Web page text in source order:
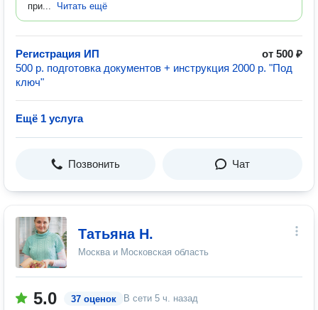
при...
Читать ещё
Регистрация ИП
от 500 ₽
500 р. подготовка документов + инструкция 2000 р. "Под
ключ"
Ещё 1 услуга
Позвонить Чат
Татьяна Н.
Москва и Московская область
5.0 37 оценок В сети 5 ч. назад